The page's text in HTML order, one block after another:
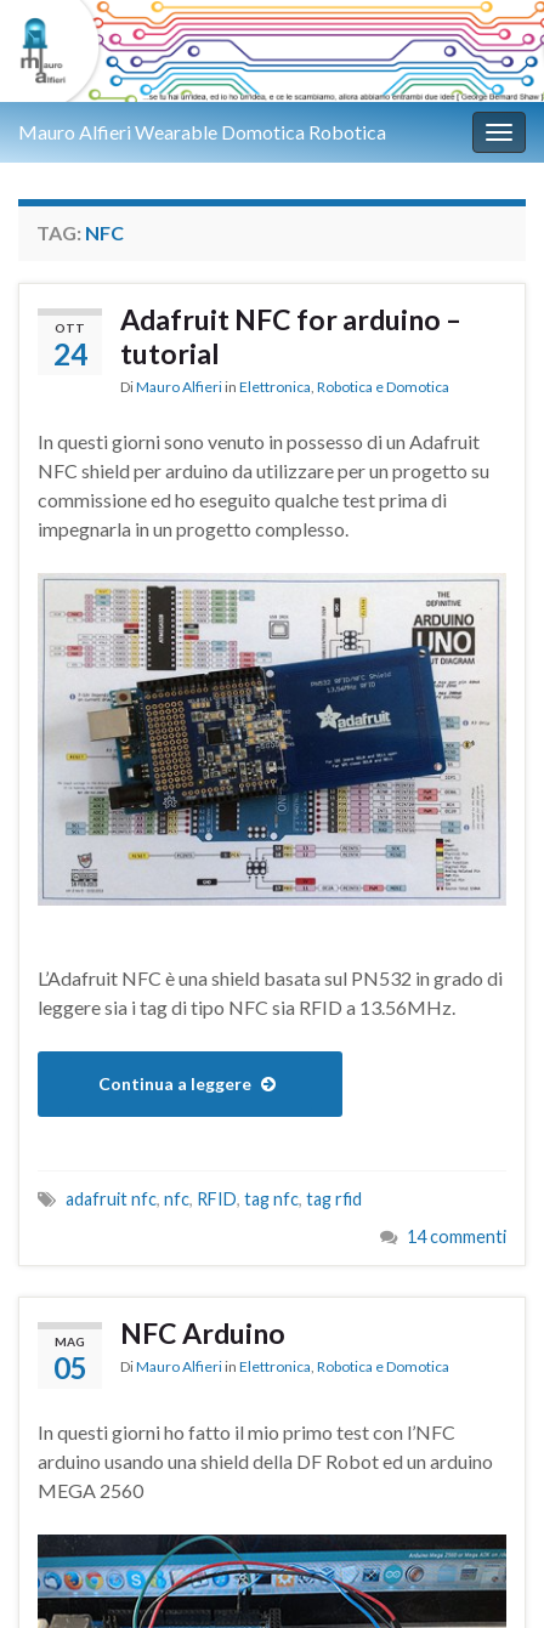
Mauro Alfieri Wearable Domotica Robotica
TAG: NFC
OTT
24
Adafruit NFC for arduino –
tutorial
DiMauro Alfieri in Elettronica, Robotica e Domotica
In questi giorni sono venuto in possesso di un Adafruit
NFC shield per arduino da utilizzare per un progetto su
commissione ed ho eseguito qualche test prima di
impegnarla in un progetto complesso.
L’Adafruit NFC è una shield basata sul PN532 in grado di
leggere sia i tag di tipo NFC sia RFID a 13.56MHz.
Continua a leggere
adafruit nfc, nfc, RFID, tag nfc, tag rfid
14 commenti
MAG
05
NFC Arduino
DiMauro Alfieri in Elettronica, Robotica e Domotica
In questi giorni ho fatto il mio primo test con l’NFC
arduino usando una shield della DF Robot ed un arduino
MEGA 2560